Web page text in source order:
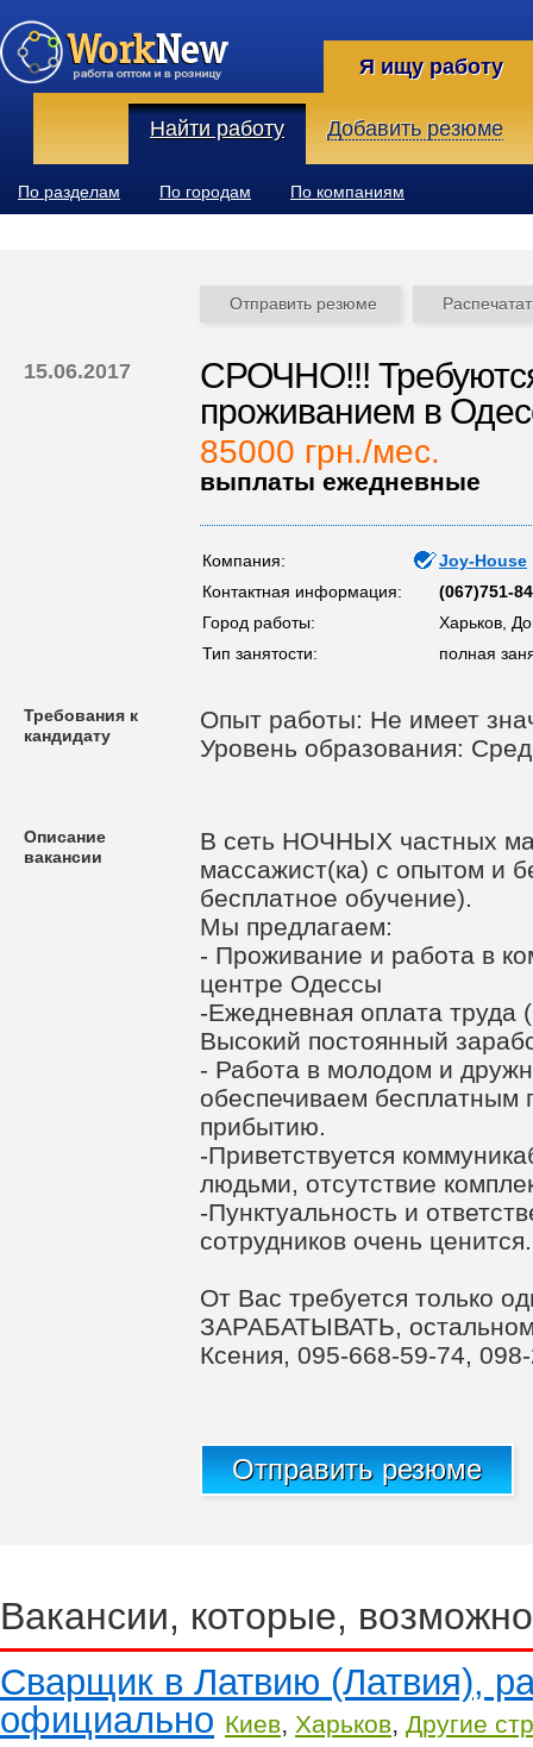
Я ищу работу
Найти работу Добавить резюме
По разделам По городам По компаниям
Отправить резюме
15.06.2017
СРОЧНО!!!
проживанием в
85000 грн./мес.
выплаты ежедневные
Компания:
Joy-House
Контактная информация:
(067)751-
Город работы:
Харьков,
Тип занятости:
полная
Требования к
кандидату
Опыт работы: Не имеет
Уровень образования:
Описание
вакансии
В сеть НОЧНЫХ частных
массажист(ка) с опытом и
бесплатное обучение).
Мы предлагаем:
- Проживание и работа в
центре Одессы
-Ежедневная оплата труда
Высокий постоянный
- Работа в молодом и
обеспечиваем бесплатным
прибытию.
-Приветствуется
людьми, отсутствие
-Пунктуальность и
сотрудников очень ценится.
От Вас требуется только
ЗАРАБАТЫВАТЬ,
Ксения, 095-668-59-74,
Отправить резюме
Вакансии, которые,
Сварщик в Латвию (Латвия),
официально Киев, Харьков, Другие